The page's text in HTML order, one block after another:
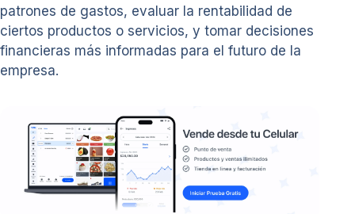
patrones de gastos, evaluar la rentabilidad de
ciertos productos o servicios, y tomar decisiones
financieras más informadas para el futuro de la
empresa.